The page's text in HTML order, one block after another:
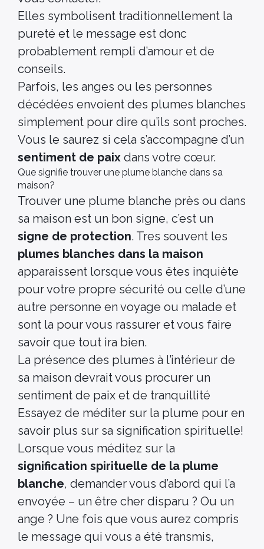
Elles symbolisent traditionnellement la
pureté et le message est donc
probablement rempli d’amour et de
conseils.
Parfois, les anges ou les personnes
décédées envoient des plumes blanches
simplement pour dire qu’ils sont proches.
Vous le saurez si cela s’accompagne d’un
sentiment de paix dans votre cœur.
Que signifie trouver une plume blanche dans sa
maison?
Trouver une plume blanche près ou dans
sa maison est un bon signe, c’est un
signe de protection. Tres souvent les
plumes blanches dans la maison
apparaissent lorsque vous êtes inquiète
pour votre propre sécurité ou celle d’une
autre personne en voyage ou malade et
sont la pour vous rassurer et vous faire
savoir que tout ira bien.
La présence des plumes à l’intérieur de
sa maison devrait vous procurer un
sentiment de paix et de tranquillité
Essayez de méditer sur la plume pour en
savoir plus sur sa signification spirituelle!
Lorsque vous méditez sur la
signification spirituelle de la plume
blanche, demander vous d’abord qui l’a
envoyée – un être cher disparu ? Ou un
ange ? Une fois que vous aurez compris
le message qui vous a été transmis,